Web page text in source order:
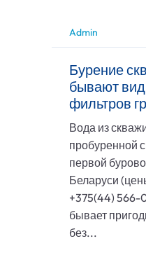
Admin
Бурение
бывают
фильтров
Вода из
пробуренной
первой
Беларуси
+375(44) 566-
бывает
без...